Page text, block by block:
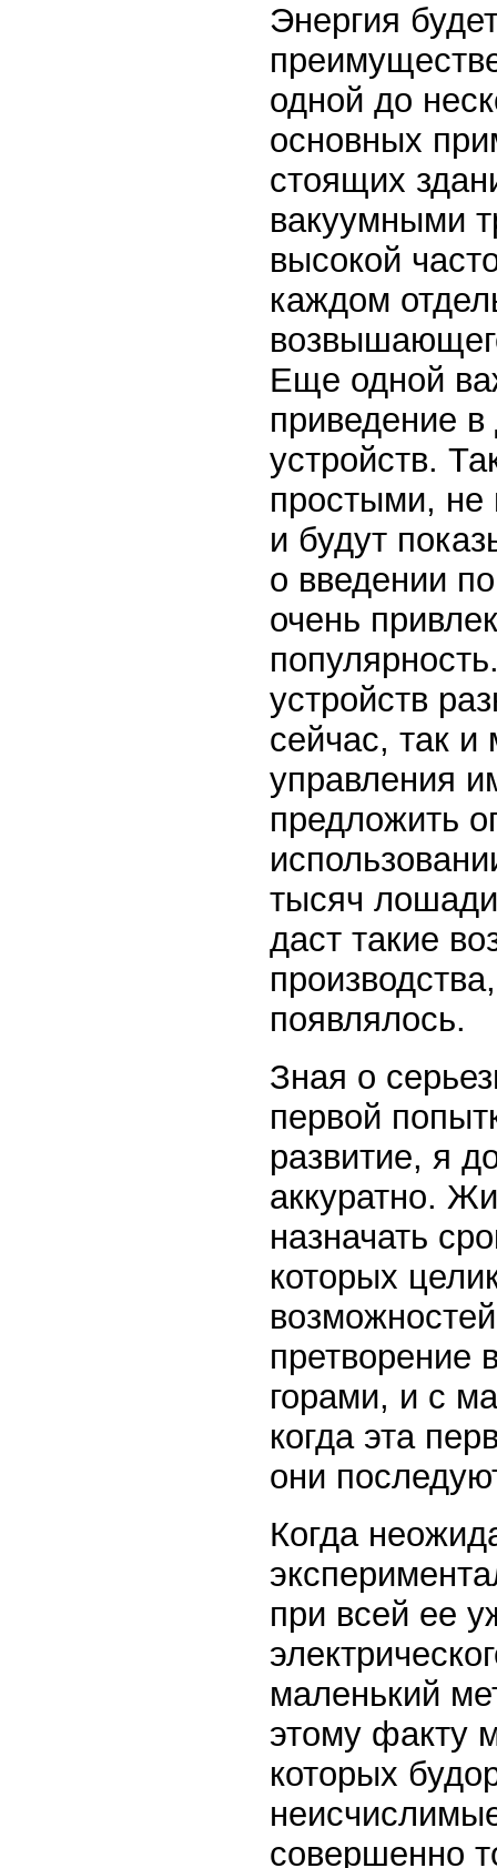
Энергия
одной до
основных
стоящих
вакуумными
высокой
каждом
Еще одной
приведение
устройств.
простыми, не
и будут
о введении
очень
устройств
сейчас, так
управления
предложить
тысяч
даст такие
появлялось.
Зная о
первой
развитие, я
аккуратно.
назначать
которых
претворение
горами, и с
когда эта
они
Когда
при всей ее
маленький
этому факту
которых
совершенно